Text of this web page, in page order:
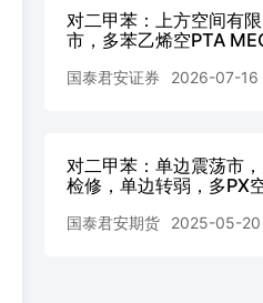
对二甲苯：上方空间有
市，多苯乙烯空PTA
国泰君安证券 2026-07-16
对二甲苯：单边震荡市
检修，单边转弱，多PX
国泰君安期货 2025-05-20